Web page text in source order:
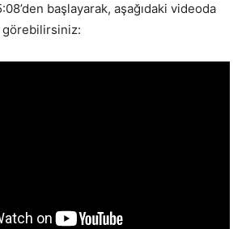
başlayarak, aşağıdaki videoda
görebilirsiniz: